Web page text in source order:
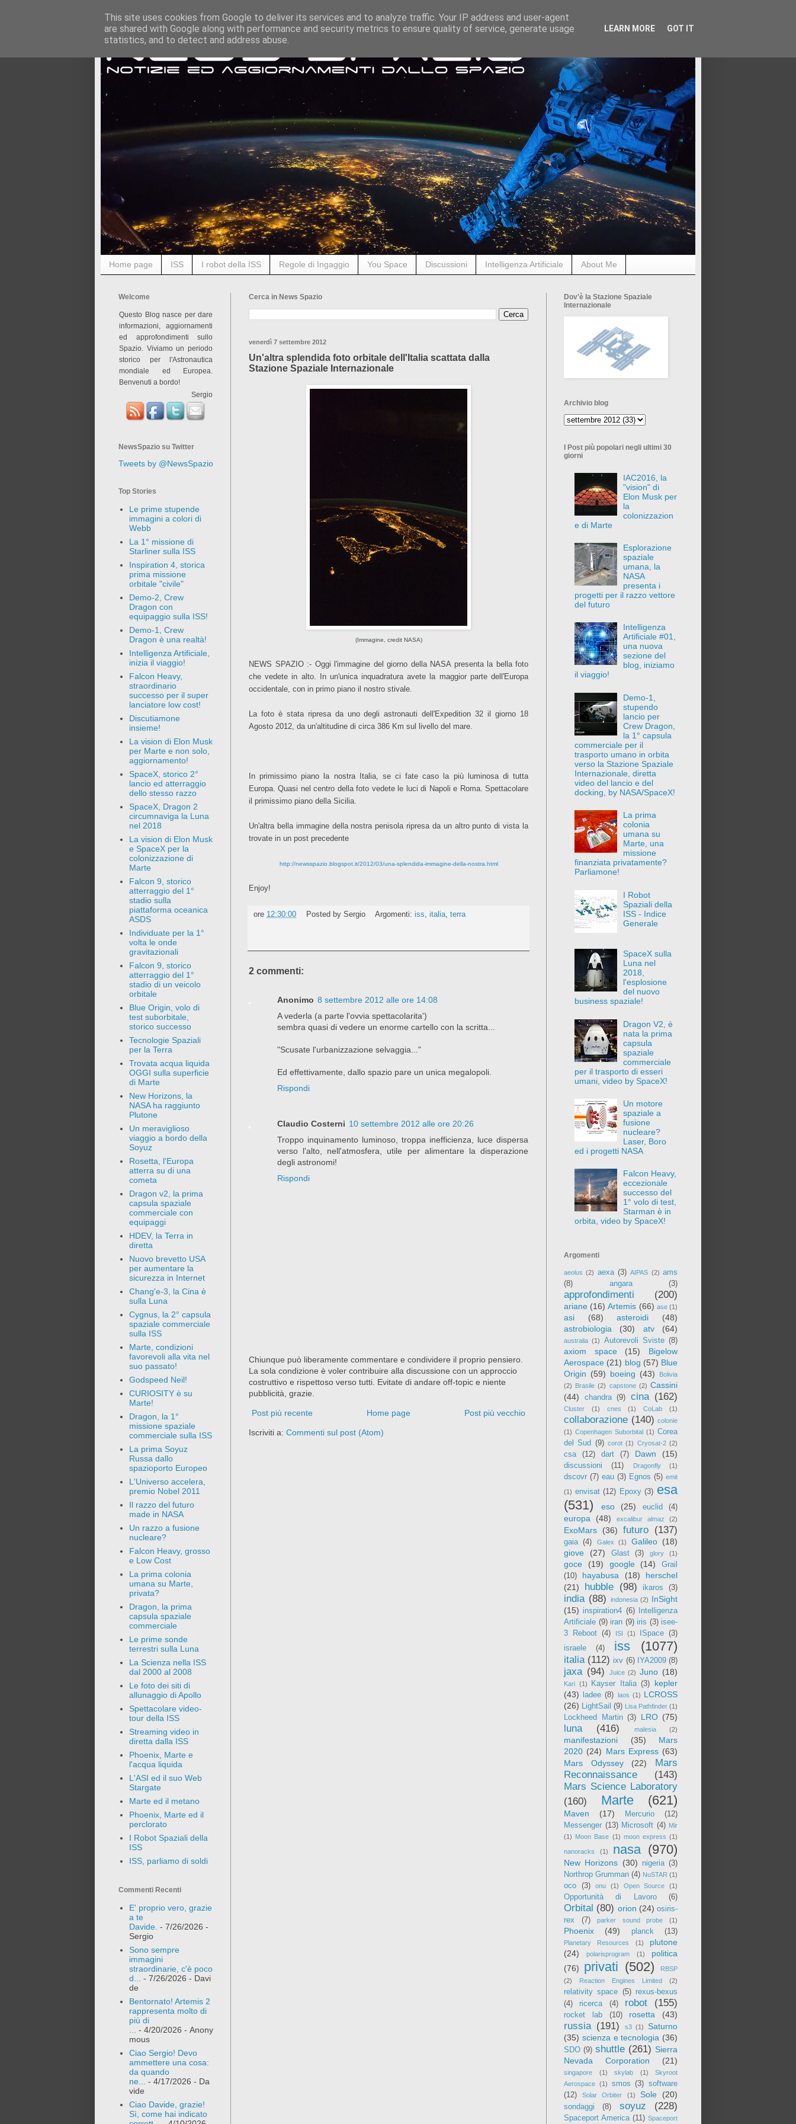
Home page ISS I robot della ISS Regole di Ingaggio You Space Discussioni Intelligenza Artificiale About Me
Cerca in News Spazio
venerdì 7 settembre 2012
Un'altra splendida foto orbitale dell'Italia scattata dalla
Stazione Spaziale Internazionale
(Immagine, credit NASA)
NEWS SPAZIO :- Oggi l'immagine del giorno della NASA presenta la bella foto
che vedete in alto. In un'unica inquadratura avete la maggior parte dell'Europa
occidentale, con in primo piano il nostro stivale.
La foto è stata ripresa da uno degli astronauti dell'Expedition 32 il giorno 18
Agosto 2012, da un'altitudine di circa 386 Km sul livello del mare.
In primissimo piano la nostra Italia, se ci fate caso la più luminosa di tutta
Europa. Quasi nel centro della foto vedete le luci di Napoli e Roma. Spettacolare
il primissimo piano della Sicilia.
Un'altra bella immagine della nostra penisola ripresa da un altro punto di vista la
trovate in un post precedente
http://newsspazio.blogspot.it/2012/03/una-splendida-immagine-della-nostra.html
Enjoy!
ore 12:30:00 Posted by Sergio Argomenti:iss ,italia ,terra
2 commenti:
Anonimo 8 settembre 2012 alle ore 14:08
A vederla (a parte l'ovvia spettacolarita')
sembra quasi di vedere un enorme cartello con la scritta...
"Scusate l'urbanizzazione selvaggia..."
Ed effettivamente, dallo spazio pare un unica megalopoli.
Rispondi
Claudio Costerni 10 settembre 2012 alle ore 20:26
Troppo inquinamento luminoso, troppa inefficienza, luce dispersa
verso l'alto, nell'atmosfera, utile per alimentare la disperazione
degli astronomi!
Rispondi
Chiunque può liberamente commentare e condividere il proprio pensiero.
La sola condizione è voler contribuire alla discussione con un approccio
costruttivo e rispettoso verso tutti. Evitate di andare off-topic e niente
pubblicità, grazie.
Post più recente Post più vecchio
Home page
Iscriviti a: Commenti sul post (Atom)
Welcome
Questo Blog nasce per dare
informazioni, aggiornamenti
ed approfondimenti sullo
Spazio. Viviamo un periodo
storico per l'Astronautica
mondiale ed Europea.
Benvenuti a bordo!
Sergio
NewsSpazio su Twitter
Tweets by @NewsSpazio
Top Stories
Le prime stupende
immagini a colori di
Webb
La 1° missione di
Starliner sulla ISS
Inspiration 4, storica
prima missione
orbitale "civile"
Demo-2, Crew
Dragon con
equipaggio sulla ISS!
Demo-1, Crew
Dragon è una realtà!
Intelligenza Artificiale,
inizia il viaggio!
Falcon Heavy,
straordinario
successo per il super
lanciatore low cost!
Discutiamone
insieme!
La vision di Elon Musk
per Marte e non solo,
aggiornamento!
SpaceX, storico 2°
lancio ed atterraggio
dello stesso razzo
SpaceX, Dragon 2
circumnaviga la Luna
nel 2018
La vision di Elon Musk
e SpaceX per la
colonizzazione di
Marte
Falcon 9, storico
atterraggio del 1°
stadio sulla
piattaforma oceanica
ASDS
Individuate per la 1°
volta le onde
gravitazionali
Falcon 9, storico
atterraggio del 1°
stadio di un veicolo
orbitale
Blue Origin, volo di
test suborbitale,
storico successo
Tecnologie Spaziali
per la Terra
Trovata acqua liquida
OGGI sulla superficie
di Marte
New Horizons, la
NASA ha raggiunto
Plutone
Un meraviglioso
viaggio a bordo della
Soyuz
Rosetta, l'Europa
atterra su di una
cometa
Dragon v2, la prima
capsula spaziale
commerciale con
equipaggi
HDEV, la Terra in
diretta
Nuovo brevetto USA
per aumentare la
sicurezza in Internet
Chang'e-3, la Cina è
sulla Luna
Cygnus, la 2° capsula
spaziale commerciale
sulla ISS
Marte, condizioni
favorevoli alla vita nel
suo passato!
Godspeed Neil!
CURIOSITY è su
Marte!
Dragon, la 1°
missione spaziale
commerciale sulla ISS
La prima Soyuz
Russa dallo
spazioporto Europeo
L'Universo accelera,
premio Nobel 2011
Il razzo del futuro
made in NASA
Un razzo a fusione
nucleare?
Falcon Heavy, grosso
e Low Cost
La prima colonia
umana su Marte,
privata?
Dragon, la prima
capsula spaziale
commerciale
Le prime sonde
terrestri sulla Luna
La Scienza nella ISS
dal 2000 al 2008
Le foto dei siti di
allunaggio di Apollo
Spettacolare video-
tour della ISS
Streaming video in
diretta dalla ISS
Phoenix, Marte e
l'acqua liquida
L'ASI ed il suo Web
Stargate
Marte ed il metano
Phoenix, Marte ed il
perclorato
I Robot Spaziali della
ISS
ISS, parliamo di soldi
Commenti Recenti
E' proprio vero, grazie
a te
Davide. - 7/26/2026 -
Sergio
Sono sempre
immagini
straordinarie, c'è poco
d... - 7/26/2026 - Davi
de
Bentornato! Artemis 2
rappresenta molto di
più di
... - 4/20/2026 - Anony
mous
Ciao Sergio! Devo
ammettere una cosa:
da quando
ne... - 4/17/2026 - Da
vide
Ciao Davide, grazie!
Sì, come hai indicato
Dov'è la Stazione Spaziale
Internazionale
Archivio blog
I Post più popolari negli ultimi 30
giorni
IAC2016, la
"vision" di
Elon Musk per
la
colonizzazion
e di Marte
Esplorazione
spaziale
umana, la
NASA
presenta i
progetti per il razzo vettore
del futuro
Intelligenza
Artificiale #01,
una nuova
sezione del
blog, iniziamo
il viaggio!
Demo-1,
stupendo
lancio per
Crew Dragon,
la 1° capsula
commerciale per il
trasporto umano in orbita
verso la Stazione Spaziale
Internazionale, diretta
video del lancio e del
docking, by NASA/SpaceX!
La prima
colonia
umana su
Marte, una
missione
finanziata privatamente?
Parliamone!
I Robot
Spaziali della
ISS - Indice
Generale
SpaceX sulla
Luna nel
2018,
l'esplosione
del nuovo
business spaziale!
Dragon V2, è
nata la prima
capsula
spaziale
commerciale
per il trasporto di esseri
umani, video by SpaceX!
Un motore
spaziale a
fusione
nucleare?
Laser, Boro
ed i progetti NASA
Falcon Heavy,
eccezionale
successo del
1° volo di test,
Starman è in
orbita, video by SpaceX!
Argomenti
aeolus (2) aexa (3) AIPAS (2) ams
(8)
angara (3)
approfondimenti (200)
ariane (16) Artemis (66) ase (1)
asi (68) asteroidi
(48)
astrobiologia
(30) atv (64)
australia (1) Autorevoli Sviste (8)
axiom space (15)
Bigelow
Aerospace (21) blog (57) Blue
Origin (59) boeing (43)
Bolivia
(2) Brasile (2) capstone (2) Cassini
(44)
chandra (9) cina (162)
Cluster (1) cnes (1) CoLab (1)
collaborazione (140) colonie
(1) Copenhagen Suborbital (1) Corea
del Sud (9) corot (1) Cryosat-2 (2)
csa (12) dart (7) Dawn (15)
discussioni (11) Dragonfly (1)
dscovr (7) eau (3) Egnos (5) emit
(1) envisat (12) Epoxy (3) esa
(531)
eso (25) euclid (4)
europa (48) excalibur almaz (2)
ExoMars (36) futuro (137)
gaia (4) Galex (1) Galileo (18)
giove
(27) Glast (3) glory (1)
goce (19) google (14)
Grail
(10)
hayabusa (18)
herschel
(21)
hubble (98) ikaros (3)
india (88) indonesia (2) InSight
(15) inspiration4 (6)
Intelligenza
Artificiale (9) iran (9) iris (3) isee-
3 Reboot (4) ISI (1) ISpace (3)
israele
(4) iss (1077)
italia (112) ixv (6) IYA2009 (8)
jaxa (94) Juice (2) Juno (18)
Kari (1) Kayser Italia (3)
kepler
(43)
ladee (8) laos (1) LCROSS
(26) LightSail (9) Lisa Pathfinder (1)
Lockheed Martin (3) LRO (75)
luna (416) malesia (2)
manifestazioni (35)
Mars
2020 (24) Mars Express (63)
Mars Odyssey
(22)
Mars
Reconnaissance
(143)
Mars Science Laboratory
(160)
Marte (621)
Maven (17) Mercurio
(12)
Messenger (13) Microsoft (4) Mir
(1) Moon Base (1) moon express (1)
nanoracks (1) nasa (970)
New Horizons (30) nigeria (3)
Northrop Grumman (4) NuSTAR (1)
oco (3) onu (1) Open Source (1)
Opportunità di Lavoro (6)
Orbital (80) orion (24) osiris-
rex
(7) parker sound probe (1)
Phoenix (49) planck (13)
Planetary Resources (1)
plutone
(24)
polarisprogram (1)
politica
(76)
privati (502)
RBSP
(2)
Reaction Engines Limited (2)
relativity space (5) rexus-bexus
(4)
ricerca (4) robot (155)
rocket lab (10) rosetta (43)
russia (191) s3 (1)
Saturno
(35) scienza e tecnologia (36)
SDO (9) shuttle (261) Sierra
Nevada Corporation
(21)
singapore (1) skylab (1)
Skyroot
Aerospace (1) smos (3) software
(12)
Solar Orbiter (1) Sole (20)
sondaggi (8) soyuz (228)
Spaceport America (11) Spaceport
This site uses cookies from Google to deliver its services and to analyze traffic. Your IP address and user-agent
are shared with Google along with performance and security metrics to ensure quality of service, generate usage
statistics, and to detect and address abuse.
LEARN MORE GOT IT